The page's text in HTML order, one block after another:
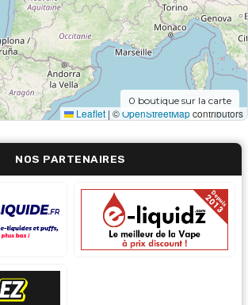
Leaflet | ©OpenStreetMapcontributors
0 boutique sur la carte
NOS PARTENAIRES